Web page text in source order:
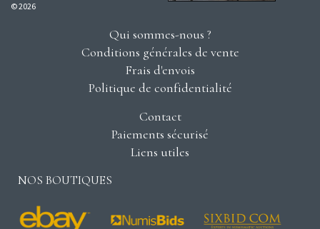
© 2026
Qui sommes-nous ?
Conditions générales de vente
Frais d'envois
Politique de confidentialité
Contact
Paiements sécurisé
Liens utiles
NOS BOUTIQUES